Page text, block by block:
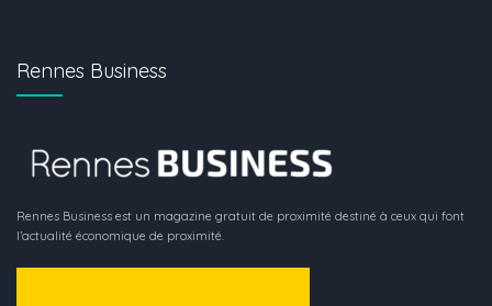
Rennes Business
Rennes Business est un magazine gratuit de proximité destiné à ceux qui font
l’actualité économique de proximité.